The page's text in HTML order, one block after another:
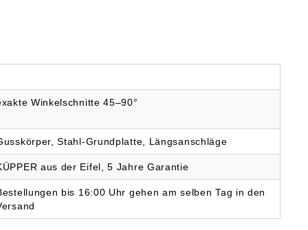
Winkelschnitte 45–90°
Stahl-Grundplatte, Längsanschläge
aus der Eifel, 5 Jahre Garantie
bis 16:00 Uhr gehen am selben Tag in den